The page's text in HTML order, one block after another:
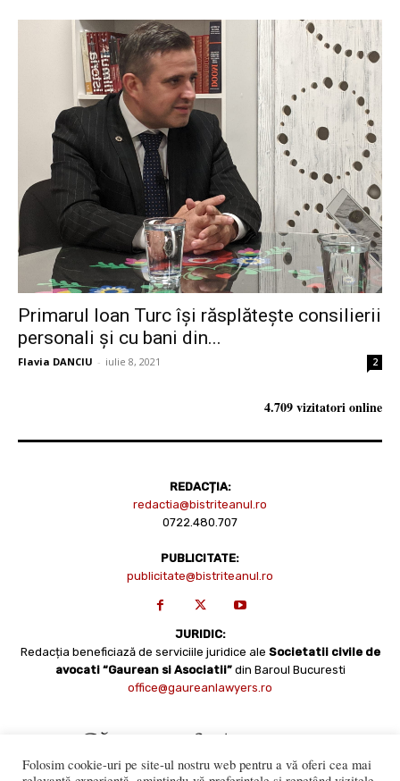
Primarul Ioan Turc își răsplătește consilierii
personali și cu bani din...
Flavia DANCIU - iulie 8, 2021 2
4.709 vizitatori online
REDACȚIA:
redactia@bistriteanul.ro
0722.480.707
PUBLICITATE:
publicitate@bistriteanul.ro
JURIDIC:
Redacția beneficiază de serviciile juridice ale Societatii civile de
avocati “Gaurean si Asociatii” din Baroul Bucuresti
office@gaureanlawyers.ro
Folosim cookie-uri pe site-ul nostru web pentru a vă oferi cea mai